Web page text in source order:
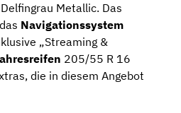
Metallic. Das
Navigationssystem
„Streaming &
205/55 R 16
die in diesem Angebot